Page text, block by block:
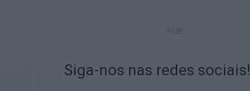
Siga-nos nas redes sociais!